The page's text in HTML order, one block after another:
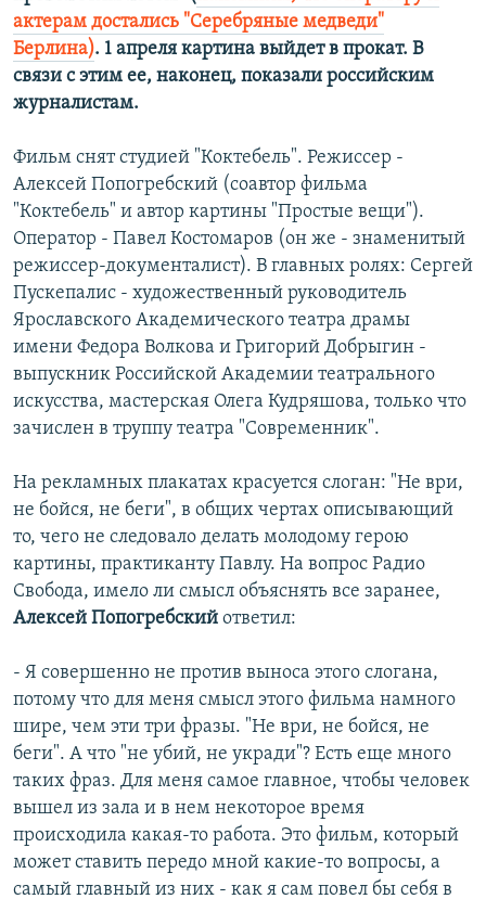
актерам достались "Серебряные медведи"
Берлина). 1 апреля картина выйдет в прокат. В
связи с этим ее, наконец, показали российским
журналистам.
Фильм снят студией "Коктебель". Режиссер -
Алексей Попогребский (соавтор фильма
"Коктебель" и автор картины "Простые вещи").
Оператор - Павел Костомаров (он же - знаменитый
режиссер-документалист). В главных ролях: Сергей
Пускепалис - художественный руководитель
Ярославского Академического театра драмы
имени Федора Волкова и Григорий Добрыгин -
выпускник Российской Академии театрального
искусства, мастерская Олега Кудряшова, только что
зачислен в труппу театра "Современник".
На рекламных плакатах красуется слоган: "Не ври,
не бойся, не беги", в общих чертах описывающий
то, чего не следовало делать молодому герою
картины, практиканту Павлу. На вопрос Радио
Свобода, имело ли смысл объяснять все заранее,
Алексей Попогребский ответил:
- Я совершенно не против выноса этого слогана,
потому что для меня смысл этого фильма намного
шире, чем эти три фразы. "Не ври, не бойся, не
беги". А что "не убий, не укради"? Есть еще много
таких фраз. Для меня самое главное, чтобы человек
вышел из зала и в нем некоторое время
происходила какая-то работа. Это фильм, который
может ставить передо мной какие-то вопросы, а
самый главный из них - как я сам повел бы себя в